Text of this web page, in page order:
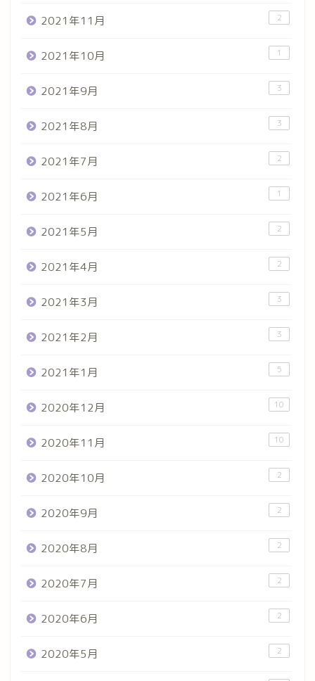
2021年11月 2
2021年10月 1
2021年9月 3
2021年8月 3
2021年7月 2
2021年6月 1
2021年5月 2
2021年4月 2
2021年3月 3
2021年2月 3
2021年1月 5
2020年12月 10
2020年11月 10
2020年10月 2
2020年9月 2
2020年8月 2
2020年7月 2
2020年6月 2
2020年5月 2